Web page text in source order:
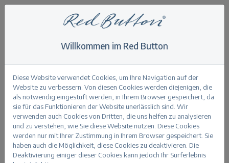
Relax Short Jog Colour
Zurück
Willkommen im Red Button
Diese Website verwendet Cookies, um Ihre Navigation auf der
Website zu verbessern. Von diesen Cookies werden diejenigen, die
als notwendig eingestuft werden, in Ihrem Browser gespeichert, da
sie für das Funktionieren der Website unerlässlich sind. Wir
verwenden auch Cookies von Dritten, die uns helfen zu analysieren
und zu verstehen, wie Sie diese Website nutzen. Diese Cookies
werden nur mit Ihrer Zustimmung in Ihrem Browser gespeichert. Sie
haben auch die Möglichkeit, diese Cookies zu deaktivieren. Die
Deaktivierung einiger dieser Cookies kann jedoch Ihr Surferlebnis